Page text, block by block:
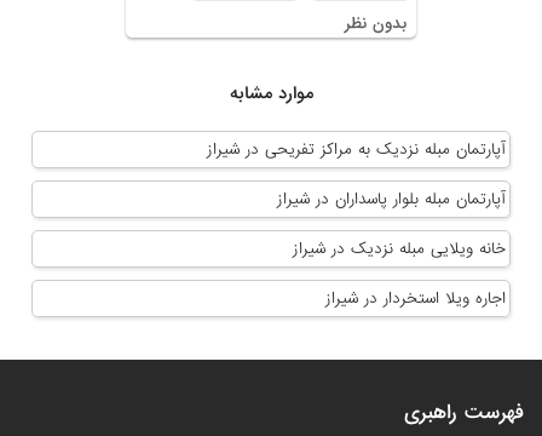
بدون نظر
موارد مشابه
آپارتمان مبله نزدیک به مراکز تفریحی در شیراز
آپارتمان مبله بلوار پاسداران در شیراز
خانه ویلایی مبله نزدیک در شیراز
اجاره ویلا استخردار در شیراز
فهرست راهبری